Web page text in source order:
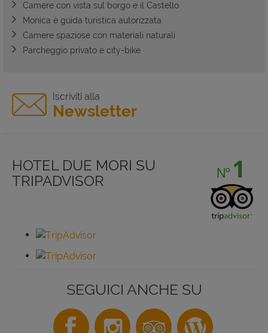
Camere con vista sul borgo e il Castello
Monica è guida turistica autorizzata
Camere spaziose con materiali naturali
Parcheggio privato e city-bike
Iscriviti alla
Newsletter
HOTEL DUE MORI SU
TRIPADVISOR
SEGUICI ANCHE SU